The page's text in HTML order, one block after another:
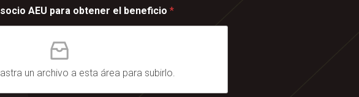
AEU para obtener el beneficio *
un archivo a esta área para subirlo.